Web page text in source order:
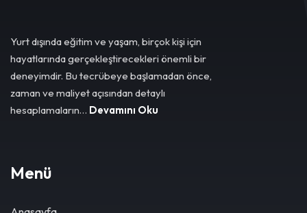
Yurt dışında eğitim ve yaşam, birçok kişi için
hayatlarında gerçekleştirecekleri önemli bir
deneyimdir. Bu tecrübeye başlamadan önce,
zaman ve maliyet açısından detaylı
hesaplamaların… Devamını Oku
Menü